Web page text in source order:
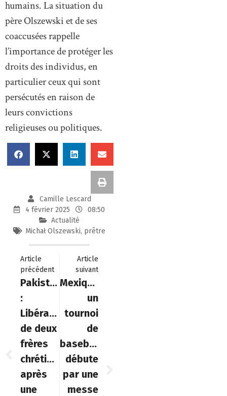
humains. La situation du
père Olszewski et de ses
coaccusées rappelle
l’importance de protéger les
droits des individus, en
particulier ceux qui sont
persécutés en raison de
leurs convictions
religieuses ou politiques.
Camille Lescard
4 février 2025
08:50
Actualité
Michał Olszewski, prêtre
Article
précédent
Pakistan
:
Libération
de deux
frères
chrétiens
après
une
Article
suivant
Mexique:
un
tournoi
de
baseball
débute
par une
messe